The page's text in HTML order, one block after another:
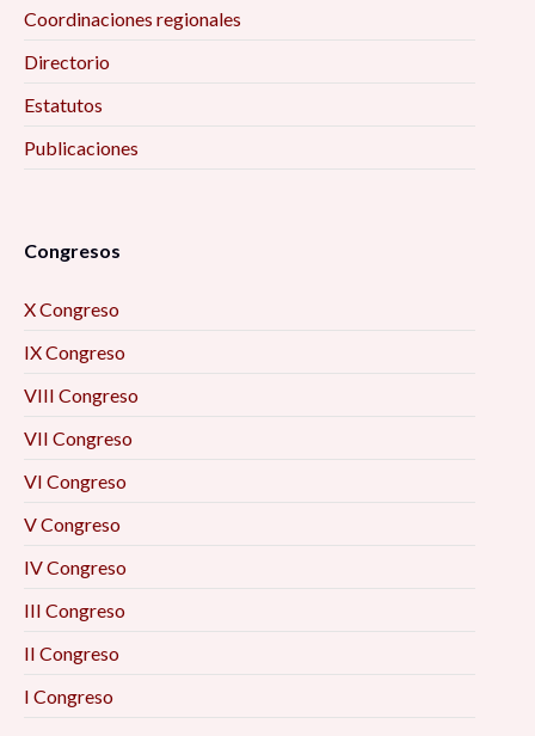
Coordinaciones regionales
Directorio
Estatutos
Publicaciones
Congresos
X Congreso
IX Congreso
VIII Congreso
VII Congreso
VI Congreso
V Congreso
IV Congreso
III Congreso
II Congreso
I Congreso